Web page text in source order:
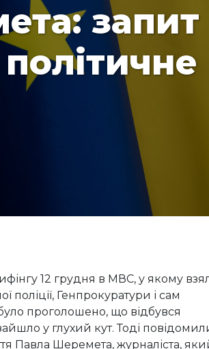
запит
12 грудня в МВС, у якому
поліції, Генпрокуратури і сам
проголошено, що відбувся
у глухий кут. Тоді
Павла Шеремета, журналіста,